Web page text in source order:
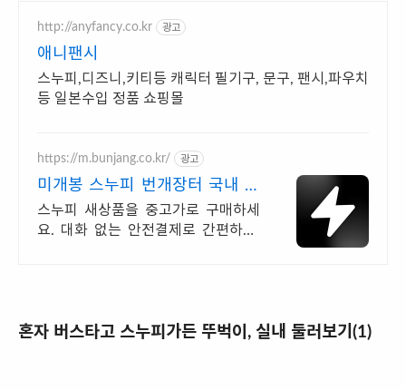
http://anyfancy.co.kr 광고
애니팬시
스누피,디즈니,키티등 캐릭터 필기구, 문구, 팬시,파우치
등 일본수입 정품 쇼핑몰
https://m.bunjang.co.kr/ 광고
미개봉 스누피 번개장터 국내 최
대 브랜드 중고거래
스누피 새상품을 중고가로 구매하세
요. 대화 없는 안전결제로 간편하게!
혼자 버스타고 스누피가든 뚜벅이, 실내 둘러보기(1)